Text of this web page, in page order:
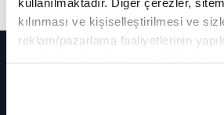
kullanılmaktadır. Diğer çerezler,
kılınması ve kişiselleştirilmesi ve
reklam/pazarlama faaliyetlerinin
belirleyebilirsiniz. Çerezlere ilişkin
Diğer Bölümler